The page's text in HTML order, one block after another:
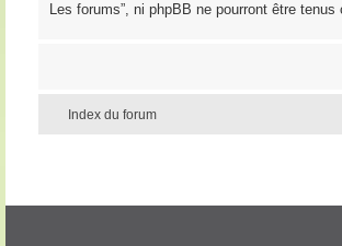
Les forums”, ni phpBB ne pourront être
Index du forum